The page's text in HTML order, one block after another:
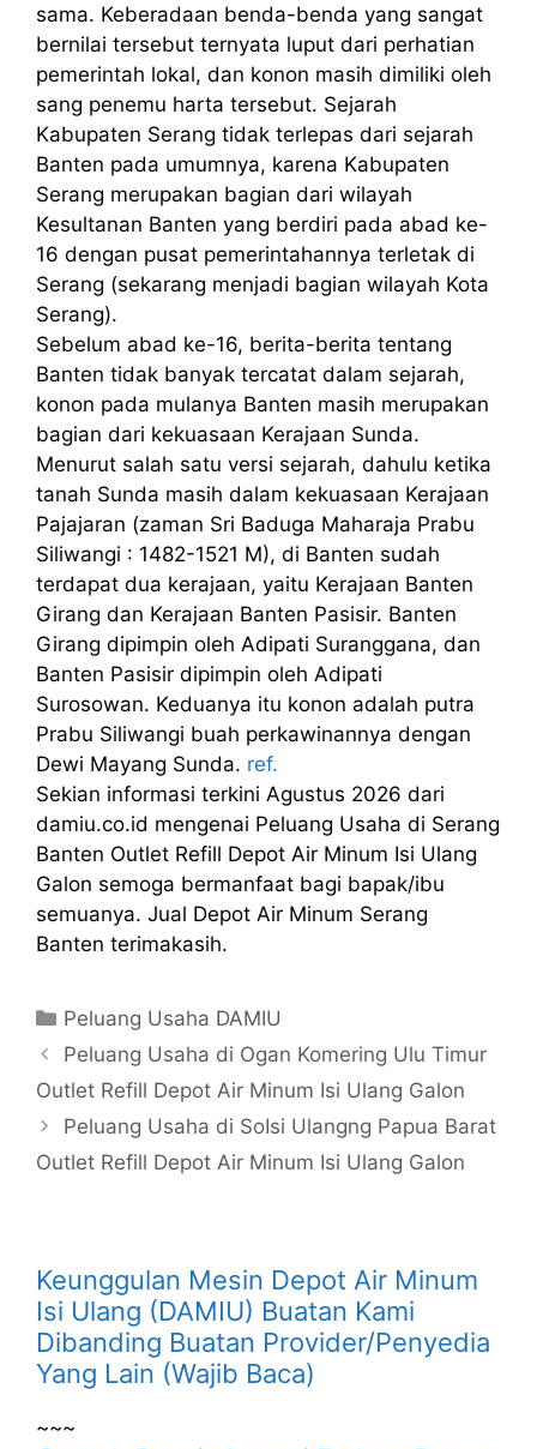
sama. Keberadaan benda-benda yang sangat
bernilai tersebut ternyata luput dari perhatian
pemerintah lokal, dan konon masih dimiliki oleh
sang penemu harta tersebut. Sejarah
Kabupaten Serang tidak terlepas dari sejarah
Banten pada umumnya, karena Kabupaten
Serang merupakan bagian dari wilayah
Kesultanan Banten yang berdiri pada abad ke-
16 dengan pusat pemerintahannya terletak di
Serang (sekarang menjadi bagian wilayah Kota
Serang).
Sebelum abad ke-16, berita-berita tentang
Banten tidak banyak tercatat dalam sejarah,
konon pada mulanya Banten masih merupakan
bagian dari kekuasaan Kerajaan Sunda.
Menurut salah satu versi sejarah, dahulu ketika
tanah Sunda masih dalam kekuasaan Kerajaan
Pajajaran (zaman Sri Baduga Maharaja Prabu
Siliwangi : 1482-1521 M), di Banten sudah
terdapat dua kerajaan, yaitu Kerajaan Banten
Girang dan Kerajaan Banten Pasisir. Banten
Girang dipimpin oleh Adipati Suranggana, dan
Banten Pasisir dipimpin oleh Adipati
Surosowan. Keduanya itu konon adalah putra
Prabu Siliwangi buah perkawinannya dengan
Dewi Mayang Sunda. ref.
Sekian informasi terkini Agustus 2026 dari
damiu.co.id mengenai Peluang Usaha di Serang
Banten Outlet Refill Depot Air Minum Isi Ulang
Galon semoga bermanfaat bagi bapak/ibu
semuanya. Jual Depot Air Minum Serang
Banten terimakasih.
Kategori
Peluang Usaha DAMIU
Peluang Usaha di Ogan Komering Ulu Timur
Outlet Refill Depot Air Minum Isi Ulang Galon
Peluang Usaha di SoIsi Ulangng Papua Barat
Outlet Refill Depot Air Minum Isi Ulang Galon
Keunggulan Mesin Depot Air Minum
Isi Ulang (DAMIU) Buatan Kami
Dibanding Buatan Provider/Penyedia
Yang Lain (Wajib Baca)
~~~